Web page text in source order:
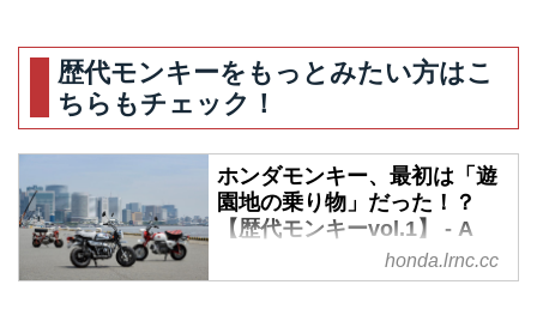
歴代モンキーをもっとみたい方はこ
ちらもチェック！
ホンダモンキー、最初は「遊
園地の乗り物」だった！？
【歴代モンキーvol.1】 - A
honda.lrnc.cc